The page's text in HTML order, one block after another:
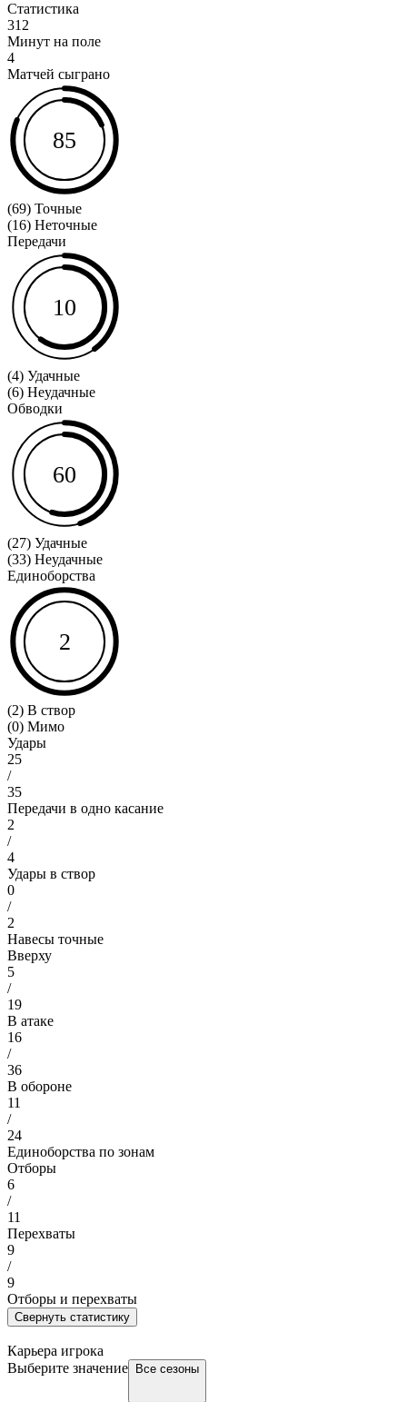
Статистика
312
Минут на поле
4
Матчей сыграно
85
(69) Точные
(16) Неточные
Передачи
10
(4) Удачные
(6) Неудачные
Обводки
60
(27) Удачные
(33) Неудачные
Единоборства
2
(2) В створ
(0) Мимо
Удары
25
/
35
Передачи в одно касание
2
/
4
Удары в створ
0
/
2
Навесы точные
Вверху
5
/
19
В атаке
16
/
36
В обороне
11
/
24
Единоборства по зонам
Отборы
6
/
11
Перехваты
9
/
9
Отборы и перехваты
Свернуть статистику
Карьера игрока
Выберите значение
Все сезоны